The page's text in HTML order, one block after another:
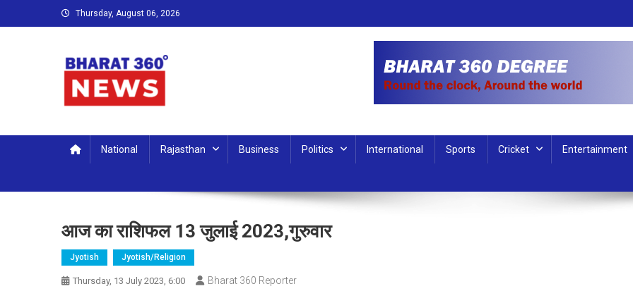
to
Thursday, August 06, 2026
National Rajasthan Business Politics International Sports Cricket Entertainment
आज का राशिफल 13 जुलाई 2023,गुरुवार
Jyotish Jyotish/Religion
Thursday, 13 July 2023, 6:00 Bharat 360 Reporter